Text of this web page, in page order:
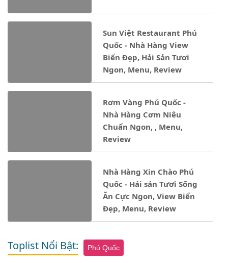
Sun Việt Restaurant Phú
Quốc - Nhà Hàng View
Biển Đẹp, Hải Sản Tươi
Ngon, Menu, Review
Rơm Vàng Phú Quốc -
Nhà Hàng Cơm Niêu
Chuẩn Ngon, , Menu,
Review
Nhà Hàng Xin Chào Phú
Quốc - Hải sản Tươi Sống
Ăn Cực Ngon, View Biển
Đẹp, Menu, Review
Toplist Nổi Bật: Phú Quốc